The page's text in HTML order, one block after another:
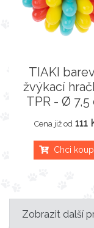
TIAKI
žvýkací
TPR - Ø 7,5
Cena již od 111
Chci
Zobrazit další